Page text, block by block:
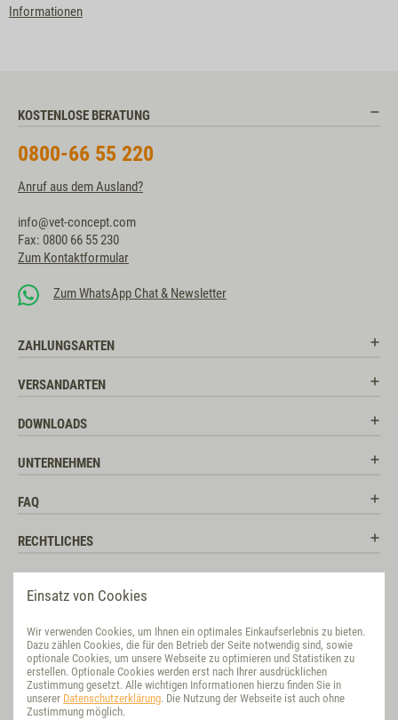
Einsatz von Cookies
Wir verwenden Cookies, um Ihnen ein optimales Einkaufserlebnis zu bieten.
Dazu zählen Cookies, die für den Betrieb der Seite notwendig sind, sowie
optionale Cookies, um unsere Webseite zu optimieren und Statistiken zu
erstellen. Optionale Cookies werden erst nach Ihrer ausdrücklichen
Zustimmung gesetzt. Alle wichtigen Informationen hierzu finden Sie in
unserer Datenschutzerklärung. Die Nutzung der Webseite ist auch ohne
Zustimmung möglich.
Informationen
KOSTENLOSE BERATUNG
0800-66 55 220
Anruf aus dem Ausland?
info@vet-concept.com
Fax: 0800 66 55 230
Zum Kontaktformular
Zum WhatsApp Chat & Newsletter
ZAHLUNGSARTEN
VERSANDARTEN
DOWNLOADS
UNTERNEHMEN
FAQ
RECHTLICHES
BEWERTUNG
VET-CONCEPT INTERNATIONAL